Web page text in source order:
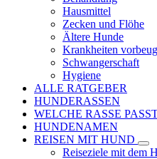
Hausmittel
Zecken und Flöhe
Ältere Hunde
Krankheiten
Schwangerschaft
Hygiene
ALLE RATGEBER
HUNDERASSEN
WELCHE RASSE
HUNDENAMEN
REISEN MIT HUND
Reiseziele mit dem